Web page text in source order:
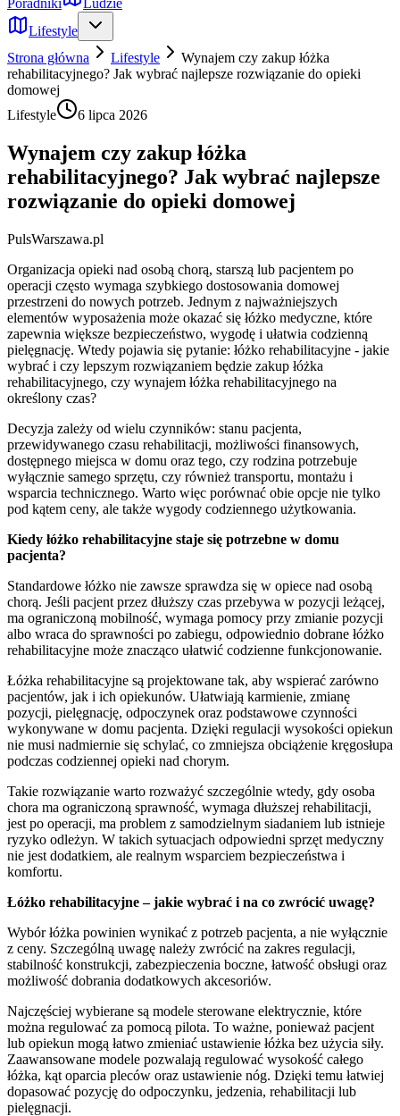
Poradniki
Ludzie
Lifestyle
Strona główna
Lifestyle
Wynajem czy zakup łóżka
rehabilitacyjnego? Jak wybrać najlepsze rozwiązanie do opieki
domowej
Lifestyle
6 lipca 2026
Wynajem czy zakup łóżka
rehabilitacyjnego? Jak wybrać najlepsze
rozwiązanie do opieki domowej
PulsWarszawa.pl
Organizacja opieki nad osobą chorą, starszą lub pacjentem po
operacji często wymaga szybkiego dostosowania domowej
przestrzeni do nowych potrzeb. Jednym z najważniejszych
elementów wyposażenia może okazać się łóżko medyczne, które
zapewnia większe bezpieczeństwo, wygodę i ułatwia codzienną
pielęgnację. Wtedy pojawia się pytanie: łóżko rehabilitacyjne - jakie
wybrać i czy lepszym rozwiązaniem będzie zakup łóżka
rehabilitacyjnego, czy wynajem łóżka rehabilitacyjnego na
określony czas?
Decyzja zależy od wielu czynników: stanu pacjenta,
przewidywanego czasu rehabilitacji, możliwości finansowych,
dostępnego miejsca w domu oraz tego, czy rodzina potrzebuje
wyłącznie samego sprzętu, czy również transportu, montażu i
wsparcia technicznego. Warto więc porównać obie opcje nie tylko
pod kątem ceny, ale także wygody codziennego użytkowania.
Kiedy łóżko rehabilitacyjne staje się potrzebne w domu
pacjenta?
Standardowe łóżko nie zawsze sprawdza się w opiece nad osobą
chorą. Jeśli pacjent przez dłuższy czas przebywa w pozycji leżącej,
ma ograniczoną mobilność, wymaga pomocy przy zmianie pozycji
albo wraca do sprawności po zabiegu, odpowiednio dobrane łóżko
rehabilitacyjne może znacząco ułatwić codzienne funkcjonowanie.
Łóżka rehabilitacyjne są projektowane tak, aby wspierać zarówno
pacjentów, jak i ich opiekunów. Ułatwiają karmienie, zmianę
pozycji, pielęgnację, odpoczynek oraz podstawowe czynności
wykonywane w domu pacjenta. Dzięki regulacji wysokości opiekun
nie musi nadmiernie się schylać, co zmniejsza obciążenie kręgosłupa
podczas codziennej opieki nad chorym.
Takie rozwiązanie warto rozważyć szczególnie wtedy, gdy osoba
chora ma ograniczoną sprawność, wymaga dłuższej rehabilitacji,
jest po operacji, ma problem z samodzielnym siadaniem lub istnieje
ryzyko odleżyn. W takich sytuacjach odpowiedni sprzęt medyczny
nie jest dodatkiem, ale realnym wsparciem bezpieczeństwa i
komfortu.
Łóżko rehabilitacyjne – jakie wybrać i na co zwrócić uwagę?
Wybór łóżka powinien wynikać z potrzeb pacjenta, a nie wyłącznie
z ceny. Szczególną uwagę należy zwrócić na zakres regulacji,
stabilność konstrukcji, zabezpieczenia boczne, łatwość obsługi oraz
możliwość dobrania dodatkowych akcesoriów.
Najczęściej wybierane są modele sterowane elektrycznie, które
można regulować za pomocą pilota. To ważne, ponieważ pacjent
lub opiekun mogą łatwo zmieniać ustawienie łóżka bez użycia siły.
Zaawansowane modele pozwalają regulować wysokość całego
łóżka, kąt oparcia pleców oraz ustawienie nóg. Dzięki temu łatwiej
dopasować pozycję do odpoczynku, jedzenia, rehabilitacji lub
pielęgnacji.